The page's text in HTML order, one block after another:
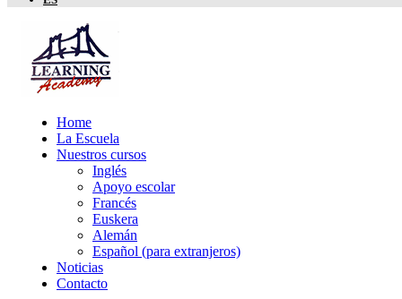
Home
La Escuela
Nuestros cursos
Inglés
Apoyo escolar
Francés
Euskera
Alemán
Español (para extranjeros)
Noticias
Contacto